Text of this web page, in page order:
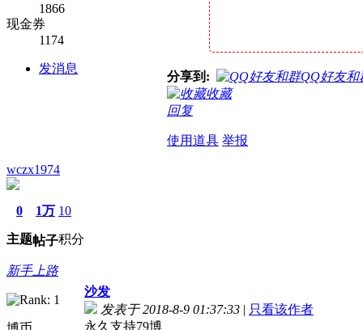
1866
现金券
1174
发消息
分享到:
QQ好友和
收藏
回复
使用道具 举报
wczx1974
0
主题
1万
帖子
10
积分
新手上路
沙发
发表于 2018-8-9 01:37:33 | 只看该作者
永久支持79博